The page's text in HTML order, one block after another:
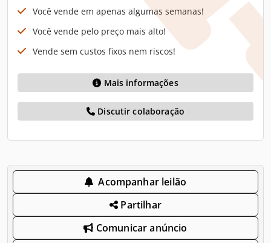
Você vende em apenas algumas semanas!
Você vende pelo preço mais alto!
Vende sem custos fixos nem riscos!
Mais informações
Discutir colaboração
Acompanhar leilão
Partilhar
Comunicar anúncio